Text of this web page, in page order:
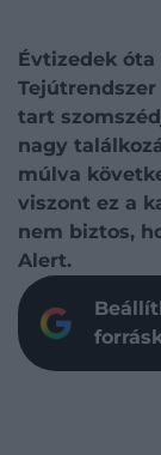
Évtizedek
tart
nagy
múlva
viszont ez a
nem biztos,
Alert.